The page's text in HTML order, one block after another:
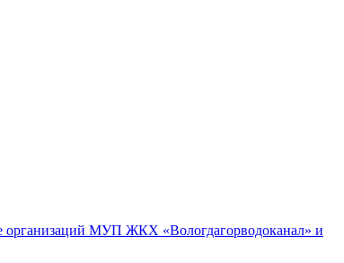
организаций МУП ЖКХ «Вологдагорводоканал» и